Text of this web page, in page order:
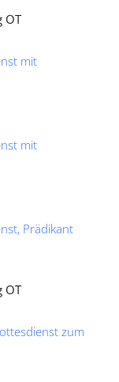
OT
mit
mit
Prädikant
OT
zum